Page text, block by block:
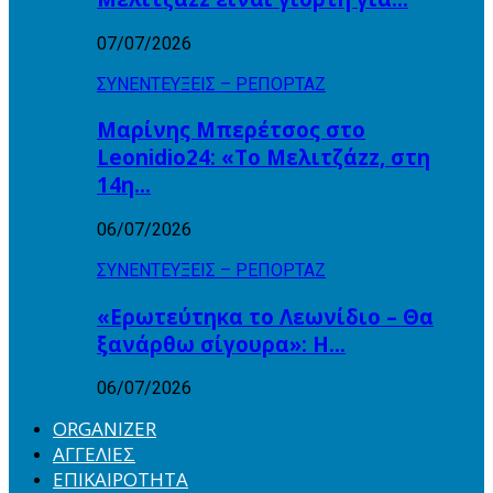
07/07/2026
ΣΥΝΕΝΤΕΥΞΕΙΣ – ΡΕΠΟΡΤΑΖ
Μαρίνης Μπερέτσος στο
Leonidio24: «Το Μελιτζάzz, στη
14η…
06/07/2026
ΣΥΝΕΝΤΕΥΞΕΙΣ – ΡΕΠΟΡΤΑΖ
«Ερωτεύτηκα το Λεωνίδιο – Θα
ξανάρθω σίγουρα»: Η…
06/07/2026
ORGANIZER
ΑΓΓΕΛΙΕΣ
ΕΠΙΚΑΙΡΟΤΗΤΑ